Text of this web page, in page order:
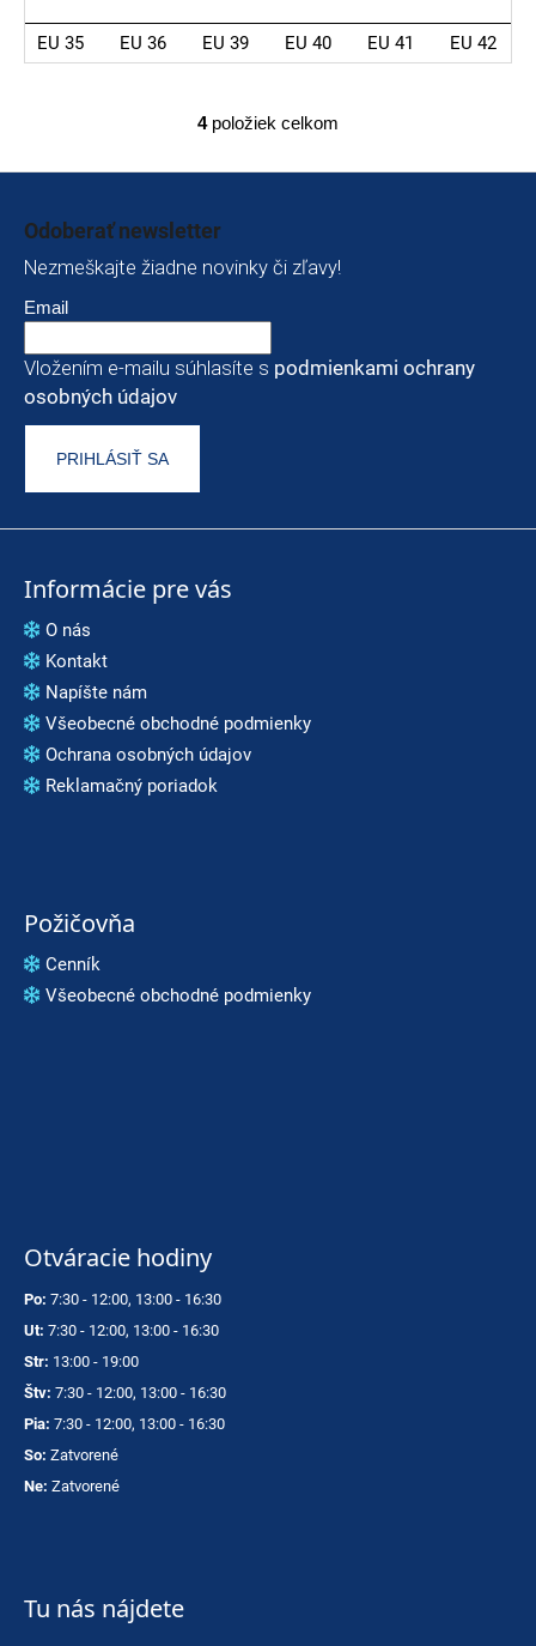
EU 35 EU 36 EU 39 EU 40 EU 41 EU 42
Ovládacie prvky
4položiek celkom
Odoberať newsletter
Nezmeškajte žiadne novinky či zľavy!
Email
Vložením e-mailu súhlasíte s podmienkami ochrany
osobných údajov
PRIHLÁSIŤ SA
Informácie pre vás
O nás
Kontakt
Napíšte nám
Všeobecné obchodné podmienky
Ochrana osobných údajov
Reklamačný poriadok
Požičovňa
Cenník
Všeobecné obchodné podmienky
Otváracie hodiny
Po: 7:30 - 12:00, 13:00 - 16:30
Ut: 7:30 - 12:00, 13:00 - 16:30
Str: 13:00 - 19:00
Štv: 7:30 - 12:00, 13:00 - 16:30
Pia: 7:30 - 12:00, 13:00 - 16:30
So: Zatvorené
Ne: Zatvorené
Tu nás nájdete